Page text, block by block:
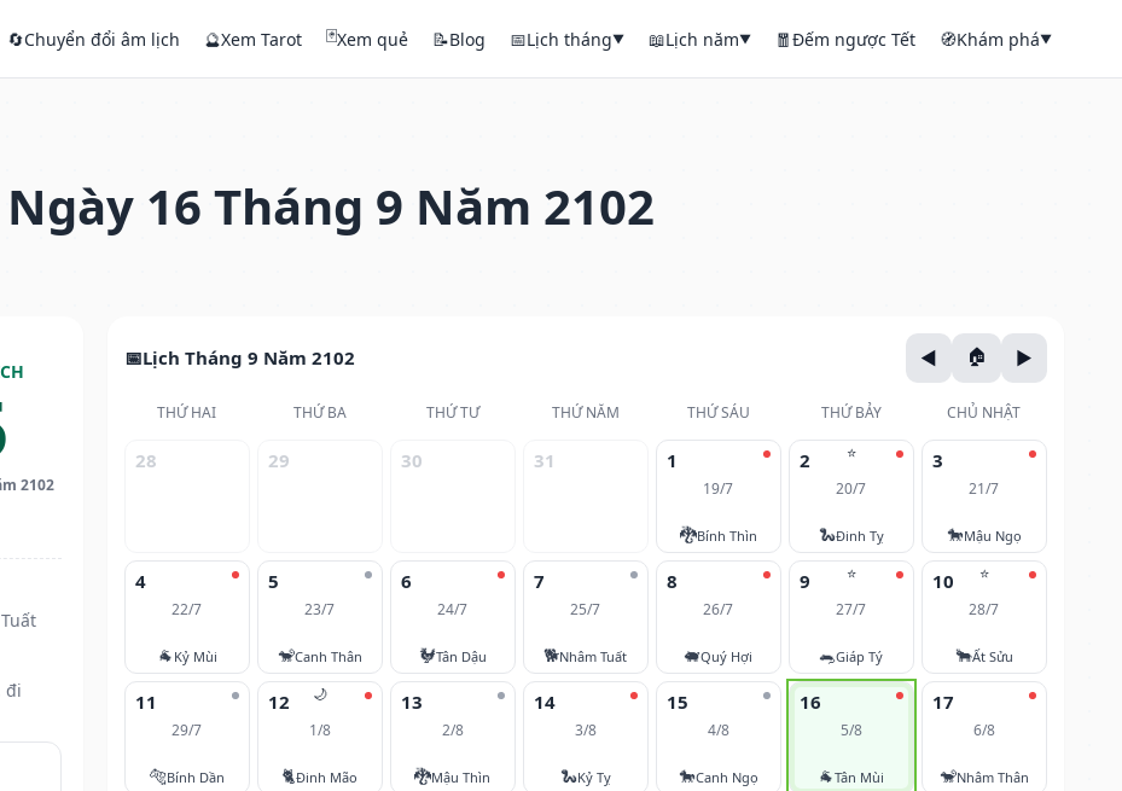
🔄Chuyển đổi âm lịch 🔮Xem Tarot 🃏Xem quẻ 📝Blog 📅Lịch tháng▼ 📖Lịch năm▼ 🧧Đếm ngược Tết 🧭Khám phá▼
16 Tháng 9 Năm 2102
2102
đi
Lịch Tháng 9 Năm 2102
THỨ HAI THỨ BA THỨ TƯ THỨ NĂM THỨ SÁU THỨ BẢY CHỦ NHẬT
28 29 30 31 1
19/7
🐉Bính Thìn
⭐
2
20/7
🐍Đinh Tỵ
3
21/7
🐎Mậu Ngọ
4
22/7
🐐 Kỷ Mùi
5
23/7
🐒Canh Thân
6
24/7
🐓Tân Dậu
7
25/7
🐕Nhâm Tuất
8
26/7
🐖Quý Hợi
⭐
9
27/7
🐀Giáp Tý
⭐
10
28/7
🐂Ất Sửu
11
29/7
🐅Bính Dần
🌙
12
1/8
🐈Đinh Mão
13
2/8
🐉Mậu Thìn
14
3/8
🐍Kỷ Tỵ
15
4/8
🐎Canh Ngọ
16
5/8
🐐Tân Mùi
17
6/8
🐒Nhâm Thân